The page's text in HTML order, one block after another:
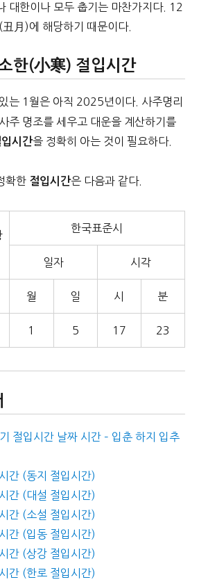
대한이나 모두 춥기는 마찬가지다. 12
月)에 해당하기 때문이다.
한(小寒) 절입시간
는 1월은 아직 2025년이다. 사주명리
주 명조를 세우고 대운을 계산하기를
입시간을 정확히 아는 것이 필요하다.
확한 절입시간은 다음과 같다.
한국표준시
일자 시각
월 일 시 분
1 5 17 23
절입시간 날짜 시간 – 입춘 하지 입추
간 (동지 절입시간)
간 (대설 절입시간)
간 (소설 절입시간)
간 (입동 절입시간)
간 (상강 절입시간)
간 (한로 절입시간)